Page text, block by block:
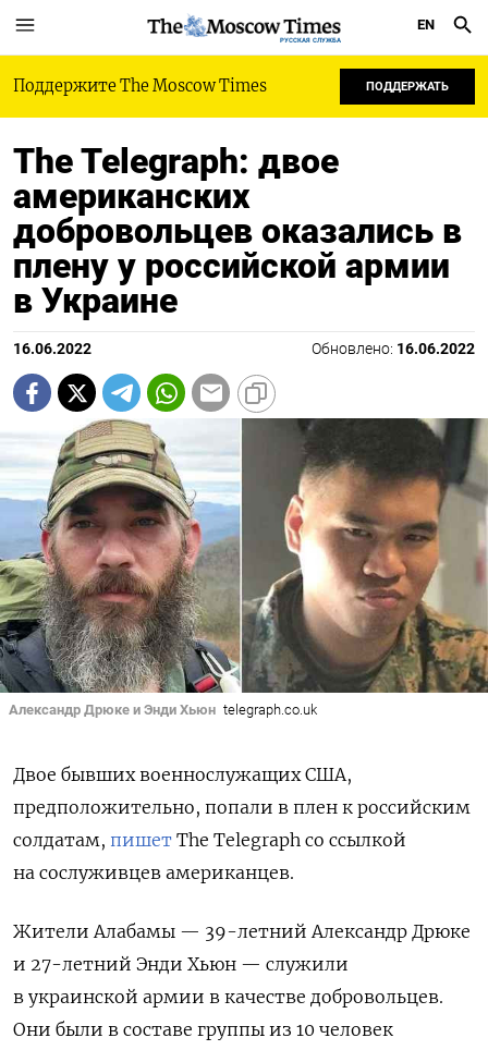
РУССКАЯ СЛУЖБА
EN
Поддержите The Moscow Times ПОДДЕРЖАТЬ
The Telegraph: двое
американских
добровольцев оказались в
плену у российской армии
в Украине
16.06.2022 Обновлено: 16.06.2022
Александр Дрюке и Энди Хьюн telegraph.co.uk
Двое бывших военнослужащих США,
предположительно, попали в плен к российским
солдатам, пишет The Telegraph со ссылкой
на сослуживцев американцев.
Жители Алабамы — 39-летний Александр Дрюке
и 27-летний Энди Хьюн — служили
в украинской армии в качестве добровольцев.
Они были в составе группы из 10 человек